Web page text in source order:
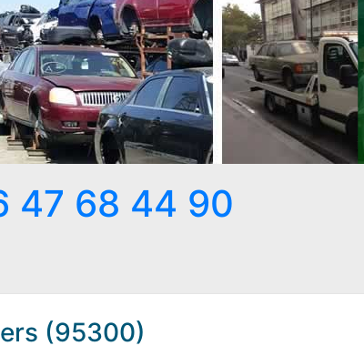
47 68 44 90
(95300)